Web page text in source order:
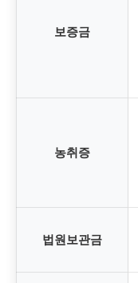
보증금
농취증
법원보관금